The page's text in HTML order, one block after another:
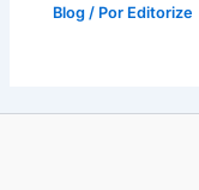
Blog / Por Editorize